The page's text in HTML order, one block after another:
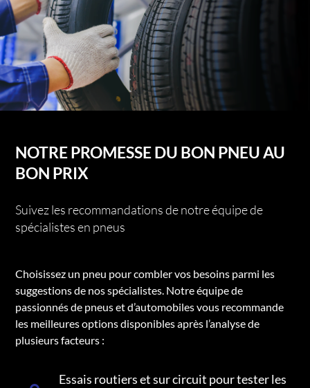
NOTRE PROMESSE DU BON PNEU AU
BON PRIX
Suivez les recommandations de notre équipe de
spécialistes en pneus
Choisissez un pneu pour combler vos besoins parmi les
suggestions de nos spécialistes. Notre équipe de
passionnés de pneus et d’automobiles vous recommande
les meilleures options disponibles après l’analyse de
plusieurs facteurs :
Essais routiers et sur circuit pour tester les